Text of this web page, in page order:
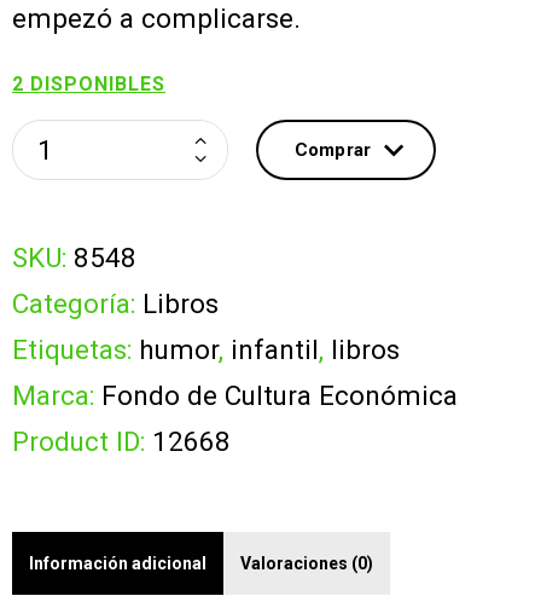
empezó a complicarse.
2 DISPONIBLES
EL
INCREIBLE
cantidad
Comprar
SKU: 8548
Categoría: Libros
Etiquetas: humor, infantil, libros
Marca: Fondo de Cultura Económica
Product ID: 12668
Información adicional Valoraciones (0)